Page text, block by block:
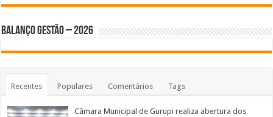
BALANÇO GESTÃO – 2026
Recentes Populares Comentários Tags
Câmara Municipal de Gurupi realiza abertura dos